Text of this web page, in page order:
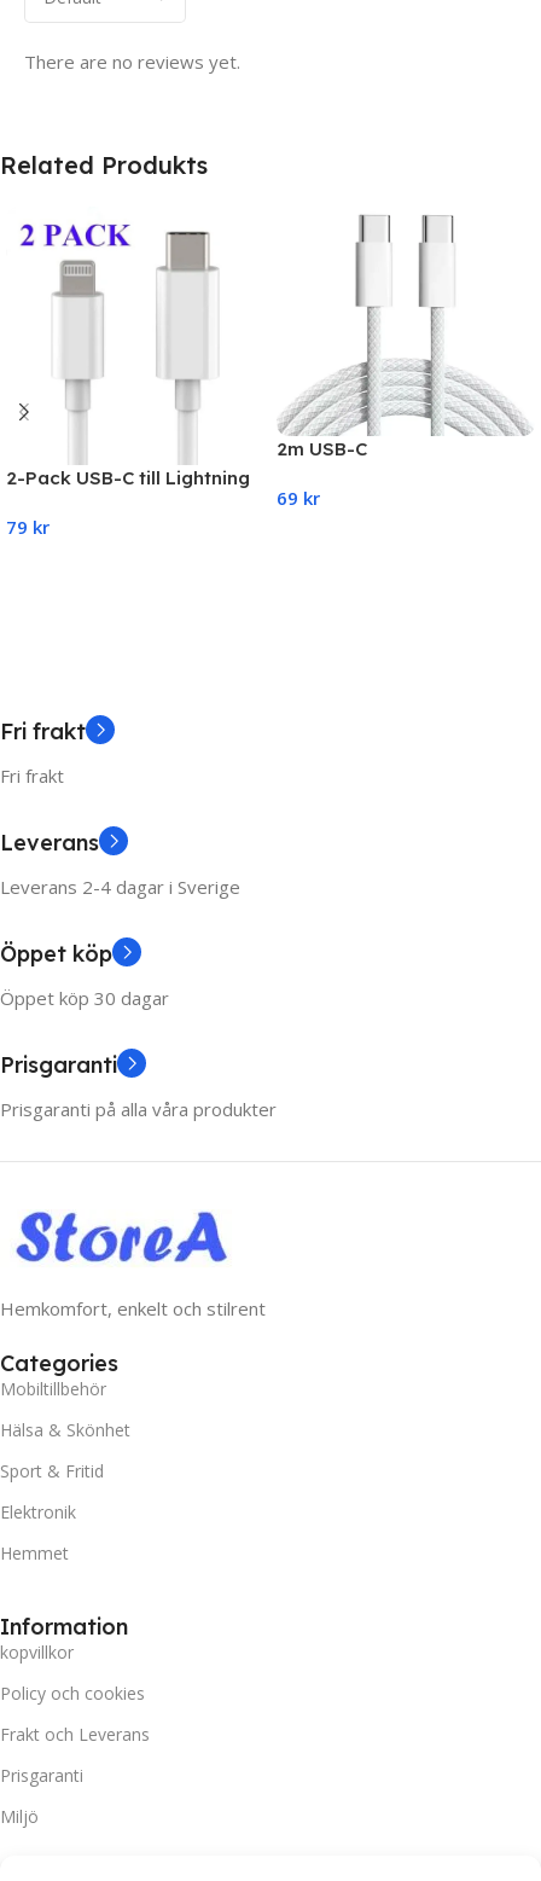
There are no reviews yet.
Related Produkts
2-Pack USB-C till Lightning
Laddare 2 Meter
79 kr
2m USB-C
Kompatibel iPhone 15 / 16 /
69 kr
Fri frakt
Fri frakt
Leverans
Leverans 2-4 dagar i Sverige
Öppet köp
Öppet köp 30 dagar
Prisgaranti
Prisgaranti på alla våra produkter
Hemkomfort, enkelt och stilrent
Categories
Mobiltillbehör
Hälsa & Skönhet
Sport & Fritid
Elektronik
Hemmet
Information
kopvillkor
Policy och cookies
Frakt och Leverans
Prisgaranti
Miljö